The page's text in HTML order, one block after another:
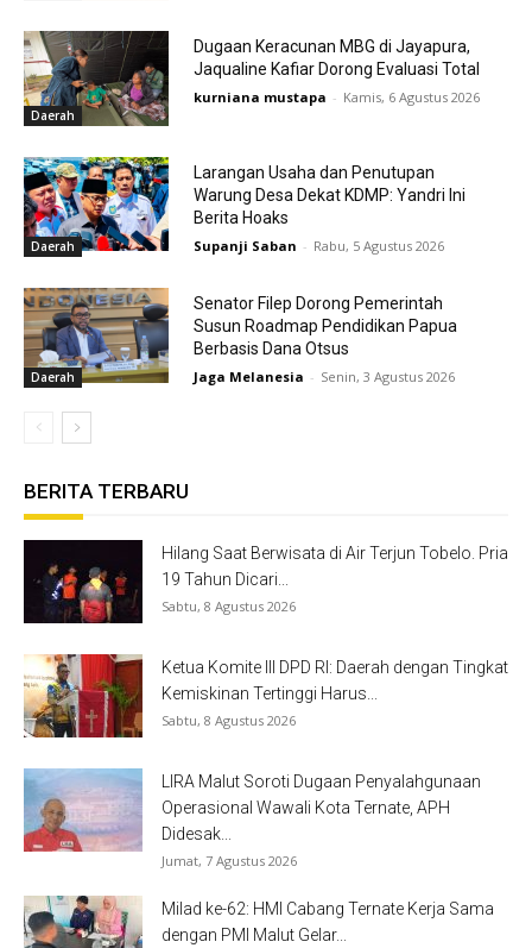
Daerah
Dugaan Keracunan MBG di Jayapura,
Jaqualine Kafiar Dorong Evaluasi Total
kurniana mustapa - Kamis, 6 Agustus 2026
Daerah
Larangan Usaha dan Penutupan
Warung Desa Dekat KDMP: Yandri Ini
Berita Hoaks
Supanji Saban - Rabu, 5 Agustus 2026
Daerah
Senator Filep Dorong Pemerintah
Susun Roadmap Pendidikan Papua
Berbasis Dana Otsus
Jaga Melanesia - Senin, 3 Agustus 2026
BERITA TERBARU
Hilang Saat Berwisata di Air Terjun Tobelo. Pria
19 Tahun Dicari...
Sabtu, 8 Agustus 2026
Ketua Komite III DPD RI: Daerah dengan Tingkat
Kemiskinan Tertinggi Harus...
Sabtu, 8 Agustus 2026
LIRA Malut Soroti Dugaan Penyalahgunaan
Operasional Wawali Kota Ternate, APH
Didesak...
Jumat, 7 Agustus 2026
Milad ke-62: HMI Cabang Ternate Kerja Sama
dengan PMI Malut Gelar...